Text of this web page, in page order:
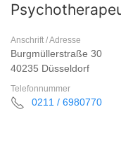
Anschrift / Adresse
Burgmüllerstraße 30
40235 Düsseldorf
Telefonnummer
0211 / 6980770